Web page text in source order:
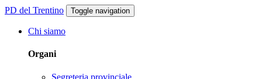
PD del Trentino Toggle navigation
Chi siamo
Organi
Segreteria provinciale